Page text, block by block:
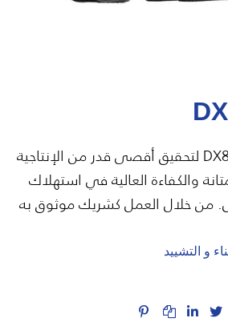
تم تصميم DX800LC-5B لتحقيق أقصى قدر من الإنتاجية
والكفاءة العالية في استهلاك
من خلال العمل كشريك موثوق به
و التشييد